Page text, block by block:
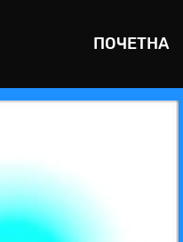
ПОЧЕТНА